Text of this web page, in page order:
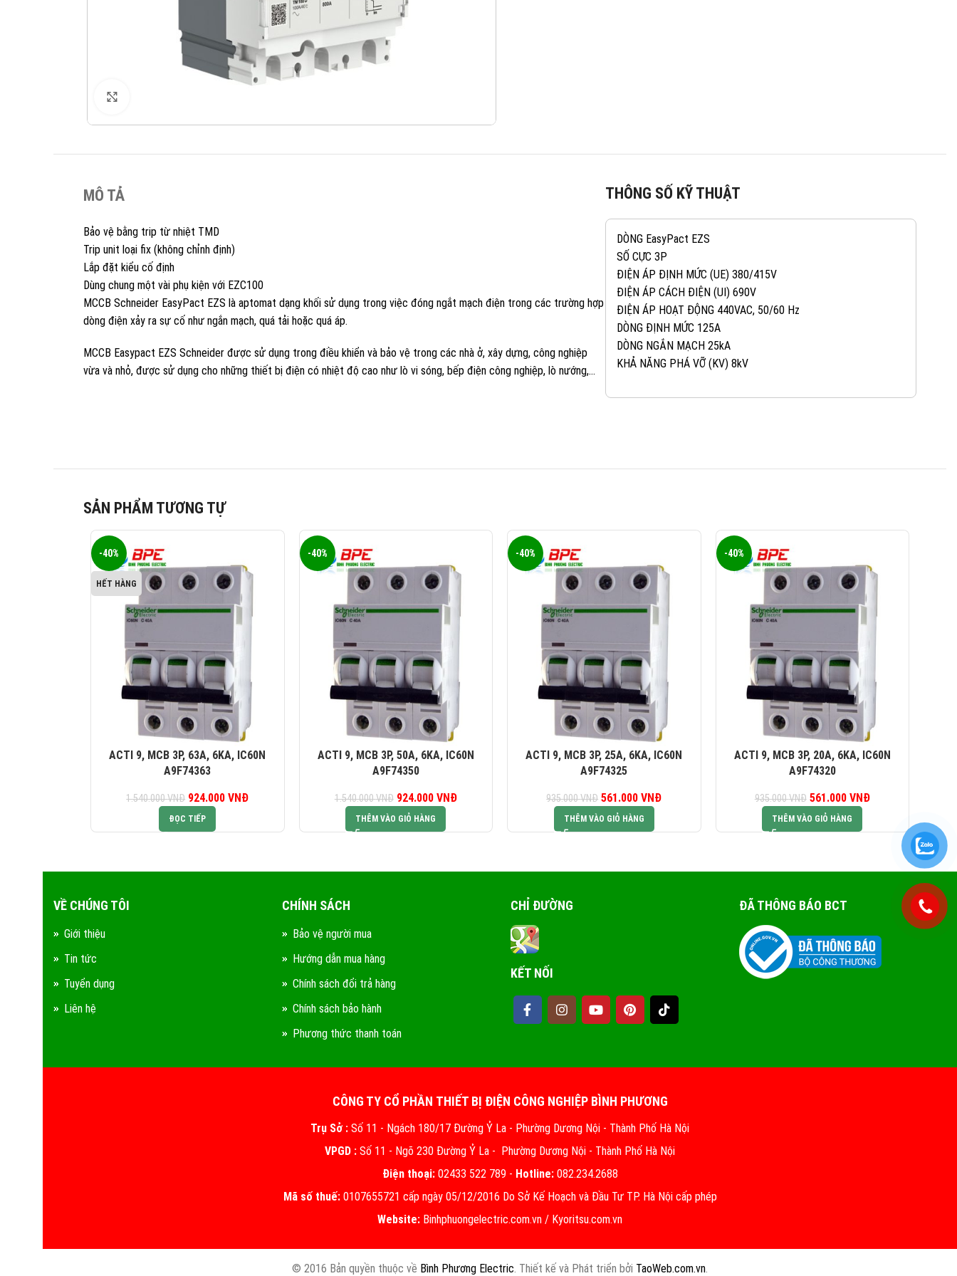
MÔ TẢ
Bảo vệ bằng trip từ nhiệt TMD
Trip unit loại fix (không chỉnh định)
Lắp đặt kiểu cố định
Dùng chung một vài phụ kiện với EZC100
MCCB Schneider EasyPact EZS là aptomat dạng khối sử dụng trong việc đóng ngắt mạch điện trong các trường hợp
dòng điện xảy ra sự cố như ngắn mạch, quá tải hoặc quá áp.
MCCB Easypact EZS Schneider được sử dụng trong điều khiển và bảo vệ trong các nhà ở, xây dựng, công nghiệp
vừa và nhỏ, được sử dụng cho những thiết bị điện có nhiệt độ cao như lò vi sóng, bếp điện công nghiệp, lò nướng,…
THÔNG SỐ KỸ THUẬT
DÒNG EasyPact EZS
SỐ CỰC 3P
ĐIỆN ÁP ĐỊNH MỨC (UE) 380/415V
ĐIỆN ÁP CÁCH ĐIỆN (UI) 690V
ĐIỆN ÁP HOẠT ĐỘNG 440VAC, 50/60 Hz
DÒNG ĐỊNH MỨC 125A
DÒNG NGẮN MẠCH 25kA
KHẢ NĂNG PHÁ VỠ (KV) 8kV
SẢN PHẨM TƯƠNG TỰ
-40%
HẾT HÀNG
ACTI 9, MCB 3P, 63A, 6KA, IC60N
A9F74363
1.540.000VNĐ
Giá gốc là:
1.540.000 VNĐ.
924.000VNĐ
ĐỌC TIẾP
-40%
ACTI 9, MCB 3P, 50A, 6KA, IC60N
A9F74350
1.540.000VNĐ
Giá gốc là:
1.540.000 VNĐ.
924.000 VNĐ
THÊM VÀO GIỎ HÀNG
-40%
ACTI 9, MCB 3P, 25A, 6KA, IC60N
A9F74325
935.000VNĐ
Giá gốc là:
935.000 VNĐ.
561.000VNĐ
THÊM VÀO GIỎ HÀNG
-40%
ACTI 9, MCB 3P, 20A, 6KA, IC60N
A9F74320
935.000VNĐ
Giá gốc là:
935.000 VNĐ.
561.000 VNĐ
THÊM VÀO GIỎ HÀNG
VỀ CHÚNG TÔI
Giới thiệu
Tin tức
Tuyển dụng
Liên hệ
CHÍNH SÁCH
Bảo vệ người mua
Hướng dẫn mua hàng
Chính sách đổi trả hàng
Chính sách bảo hành
Phương thức thanh toán
CHỈ ĐƯỜNG
KẾT NỐI
ĐÃ THÔNG BÁO BCT
CÔNG TY CỔ PHẦN THIẾT BỊ ĐIỆN CÔNG NGHIỆP BÌNH PHƯƠNG
Trụ Sở : Số 11 - Ngách 180/17 Đường Ỷ La - Phường Dương Nội - Thành Phố Hà Nội
VPGD : Số 11 - Ngõ 230 Đường Ỷ La - Phường Dương Nội - Thành Phố Hà Nội
Điện thoại:02433 522 789 - Hotline:082.234.2688
Mã số thuế:0107655721 cấp ngày 05/12/2016 Do Sở Kế Hoạch và Đầu Tư TP. Hà Nội cấp phép
Website: Binhphuongelectric.com.vn / Kyoritsu.com.vn
KINH DOANH 1:
© 2016 Bản quyền thuộc về Bình Phương Electric . Thiết kế và Phát triển bởi TaoWeb.com.vn